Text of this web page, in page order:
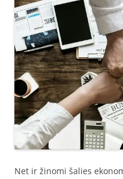
Net ir žinomi šalies